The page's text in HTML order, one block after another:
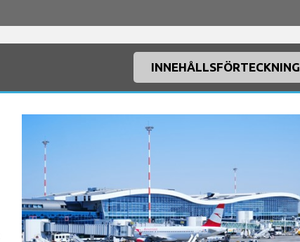
INNEHÅLLSFÖRTECKNING